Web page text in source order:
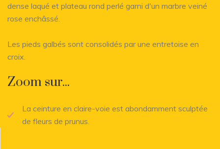
dense laqué et plateau rond perlé garni d'un marbre veiné
rose enchâssé.
Les pieds galbés sont consolidés par une entretoise en
croix.
Zoom sur...
La ceinture en claire-voie est abondamment sculptée
de fleurs de prunus.